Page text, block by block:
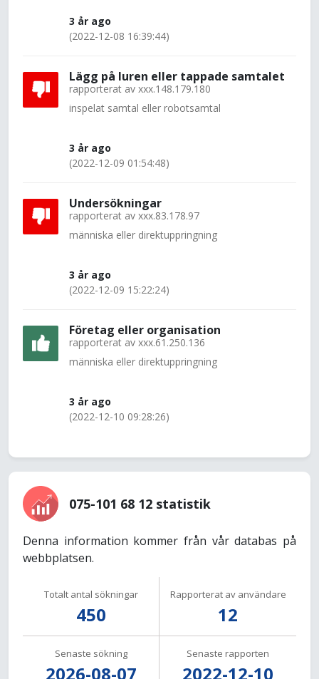
3 år ago
(2022-12-08 16:39:44)
Lägg på luren eller tappade samtalet
rapporterat av xxx.148.179.180
inspelat samtal eller robotsamtal
3 år ago
(2022-12-09 01:54:48)
Undersökningar
rapporterat av xxx.83.178.97
människa eller direktuppringning
3 år ago
(2022-12-09 15:22:24)
Företag eller organisation
rapporterat av xxx.61.250.136
människa eller direktuppringning
3 år ago
(2022-12-10 09:28:26)
075-101 68 12 statistik
Denna information kommer från vår databas på
webbplatsen.
Totalt antal sökningar
450
Rapporterat av användare
12
Senaste sökning
2026-08-07
Senaste rapporten
2022-12-10